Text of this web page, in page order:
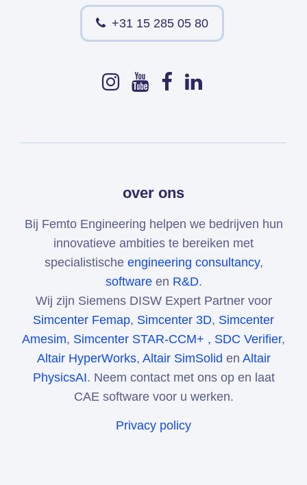
+31 15 285 05 80
over ons
Bij Femto Engineering helpen we bedrijven hun
innovatieve ambities te bereiken met
specialistische engineering consultancy,
softwareen R&D.
Wij zijn Siemens DISW Expert Partner voor
Simcenter Femap, Simcenter 3D, Simcenter
Amesim, Simcenter STAR-CCM+ , SDC Verifier,
Altair HyperWorks, Altair SimSolid en Altair
PhysicsAI. Neem contact met ons op en laat
CAE software voor u werken.
Privacy policy